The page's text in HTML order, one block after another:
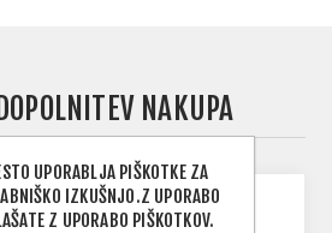
NAKUPA
UPORABLJA PIŠKOTKE ZA
IZKUŠNJO.Z UPORABO
Z UPORABO PIŠKOTKOV.